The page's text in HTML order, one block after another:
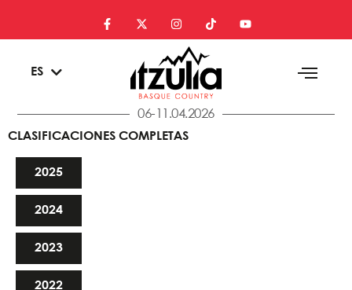
ES
EN
06-11.04.2026
CLASIFICACIONES COMPLETAS
2025
2024
2023
2022